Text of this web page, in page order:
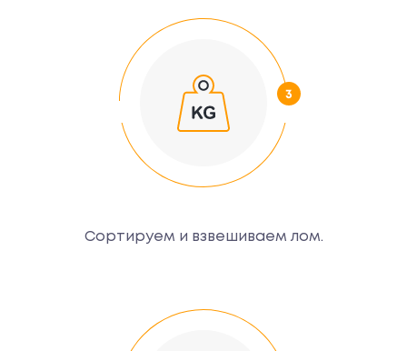
Сортируем и взвешиваем лом.